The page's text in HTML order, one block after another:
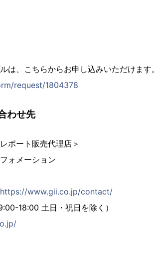
は、こちらからお申し込みいただけます。
request/1804378
わせ先
ポート販売代理店＞
ォメーション
https://www.gii.co.jp/contact/
18:00 土日・祝日を除く）